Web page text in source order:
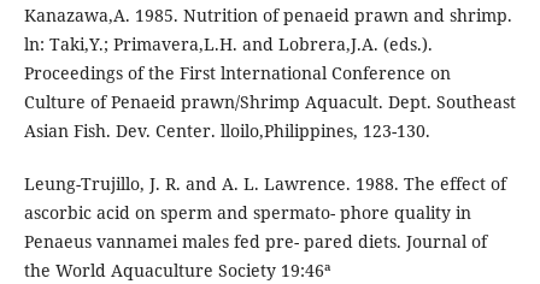
Kanazawa,A. 1985. Nutrition of penaeid prawn and shrimp.
ln: Taki,Y.; Primavera,L.H. and Lobrera,J.A. (eds.).
Proceedings of the First lnternational Conference on
Culture of Penaeid prawn/Shrimp Aquacult. Dept. Southeast
Asian Fish. Dev. Center. lloilo,Philippines, 123-130.
Leung-Trujillo, J. R. and A. L. Lawrence. 1988. The effect of
ascorbic acid on sperm and spermato- phore quality in
Penaeus vannamei males fed pre- pared diets. Journal of
the World Aquaculture Society 19:46ª